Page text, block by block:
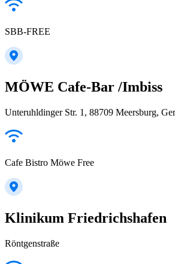
SBB-FREE
MÖWE Cafe-Bar /Imbiss
Unteruhldinger Str. 1, 88709 Meersburg,
Cafe Bistro Möwe Free
Klinikum Friedrichshafen
Röntgenstraße